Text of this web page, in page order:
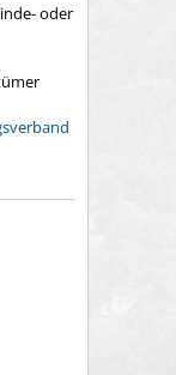
oder